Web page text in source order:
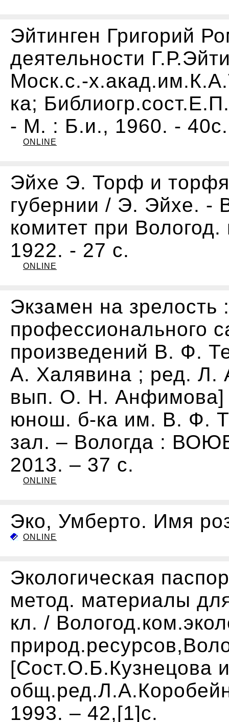
Эйтинген Григорий
деятельности
Моск.с.-
ка;
- М. : Б.и., 1960. - 40с.
ONLINE
Эйхе Э. Торф и
губернии / Э. Эйхе. -
комитет при
1922. - 27 с.
ONLINE
Экзамен на
профессионального
произведений В. Ф.
А. Халявина ; ред. Л.
вып. О. Н. Анфимова]
юнош. б-ка им. В. Ф.
зал. – Вологда :
2013. – 37 с.
ONLINE
Эко, Умберто. Имя
ONLINE
Экологическая
метод. материалы
кл. /
[Сост.О.Б.Кузнецова
1993. – 42,[1]с.